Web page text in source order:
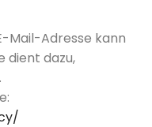
Mail-Adresse kann
dient dazu,